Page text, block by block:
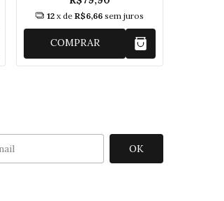
12 x de R$6,66 sem juros
COMPRAR